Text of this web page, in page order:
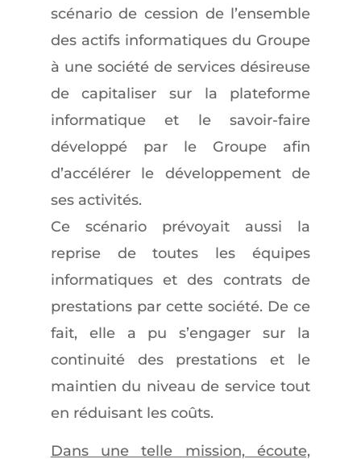
scénario de cession de l’ensemble
des actifs informatiques du Groupe
à une société de services désireuse
de capitaliser sur la plateforme
informatique et le savoir-faire
développé par le Groupe afin
d’accélérer le développement de
ses activités.
Ce scénario prévoyait aussi la
reprise de toutes les équipes
informatiques et des contrats de
prestations par cette société. De ce
fait, elle a pu s’engager sur la
continuité des prestations et le
maintien du niveau de service tout
en réduisant les coûts.
Dans une telle mission, écoute,